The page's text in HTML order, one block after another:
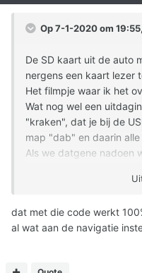
Op 7-1-2020 om
De SD kaart uit de auto
nergens een kaart lezer
Het filmpje waar ik het
Wat nog wel een
"kraken", dat je bij de
map "dab" en daarin
Als we datgene nadoen
code de huidige tijd
De map grootte zelf is
passen op een SD van
dat met die code werkt
al wat aan de navigatie